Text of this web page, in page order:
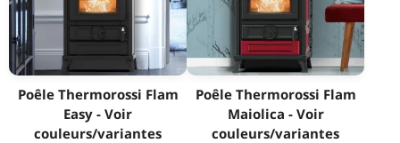
Poêle Thermorossi Flam
Easy - Voir
couleurs/variantes
Poêle Thermorossi Flam
Maiolica - Voir
couleurs/variantes